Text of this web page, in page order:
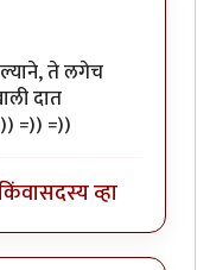
ते लगेच
दात
=)) =))
सदस्य व्हा